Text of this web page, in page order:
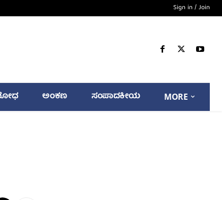
Sign in / Join
ಅಂಕಣ ಸಂಪಾದಕೀಯ MORE